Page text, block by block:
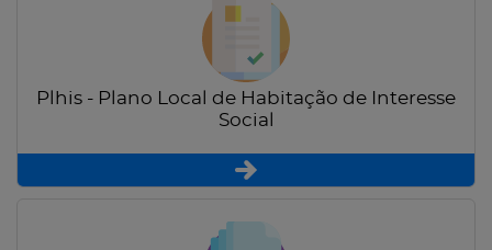
Plhis - Plano Local de Habitação de Interesse
Social